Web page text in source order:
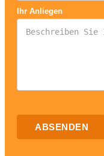
Ihr Anliegen
ABSENDEN